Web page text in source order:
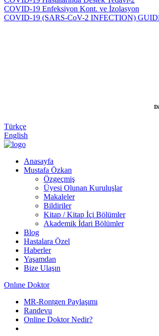
COVID-19 Enfeksiyon Kont. ve İzolasyon
COVID-19 (SARS-CoV-2 INFECTION)
Türkçe
English
Anasayfa
Mustafa Özkan
Özgeçmiş
Üyesi Olunan Kuruluşlar
Makaleler
Bildiriler
Kitap / Kitap İçi Bölümler
Akademik İdari Bölümler
Blog
Hastalara Özel
Haberler
Yaşamdan
Bize Ulaşın
Onlıne Doktor
MR-Rontgen Paylaşımı
Randevu
Online Doktor Nedir?